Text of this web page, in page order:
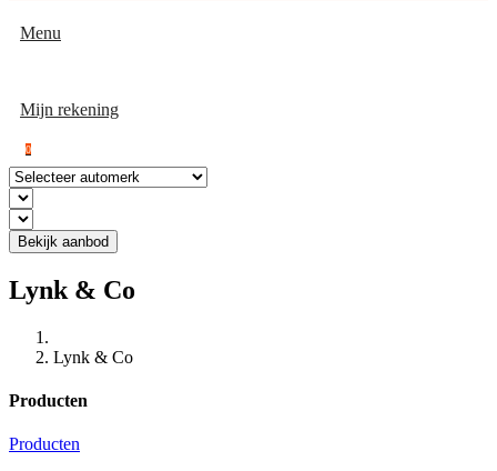
Menu
Mijn rekening
0
Bekijk aanbod
Lynk & Co
Lynk & Co
Producten
Producten